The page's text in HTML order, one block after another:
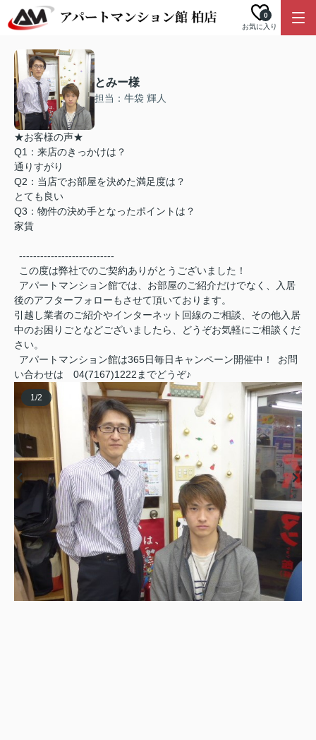
お気に入り
0
とみー様
担当：牛袋 輝人
★お客様の声★
Q1：来店のきっかけは？
通りすがり
Q2：当店でお部屋を決めた満足度は？
とても良い
Q3：物件の決め手となったポイントは？
家賃
---------------------------
この度は弊社でのご契約ありがとうございました！
アパートマンション館では、お部屋のご紹介だけでなく、入居
後のアフターフォローもさせて頂いております。
引越し業者のご紹介やインターネット回線のご相談、その他入居
中のお困りごとなどございましたら、どうぞお気軽にご相談くだ
さい。
アパートマンション館は365日毎日キャンペーン開催中！ お問
い合わせは 04(7167)1222までどうぞ♪
1/2